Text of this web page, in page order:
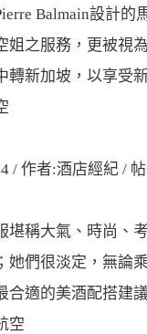
Balmain設計
姐之服務，更被視
新加坡，以享受
堪稱大氣、時尚、
她們很淡定，無論
適的美酒配搭建議
空